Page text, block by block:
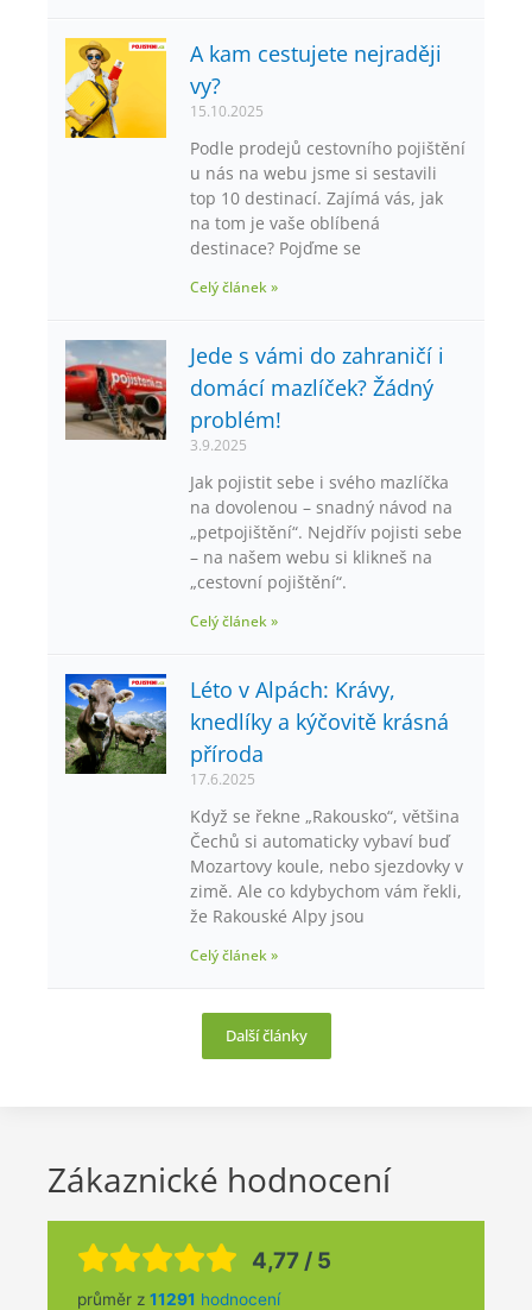
A kam cestujete nejraději
vy?
15.10.2025
Podle prodejů cestovního pojištění
u nás na webu jsme si sestavili
top 10 destinací. Zajímá vás, jak
na tom je vaše oblíbená
destinace? Pojďme se
Celý článek »
Jede s vámi do zahraničí i
domácí mazlíček? Žádný
problém!
3.9.2025
Jak pojistit sebe i svého mazlíčka
na dovolenou – snadný návod na
„petpojištění“. Nejdřív pojisti sebe
– na našem webu si klikneš na
„cestovní pojištění“.
Celý článek »
Léto v Alpách: Krávy,
knedlíky a kýčovitě krásná
příroda
17.6.2025
Když se řekne „Rakousko“, většina
Čechů si automaticky vybaví buď
Mozartovy koule, nebo sjezdovky v
zimě. Ale co kdybychom vám řekli,
že Rakouské Alpy jsou
Celý článek »
Další články
Zákaznické hodnocení
4,77 / 5
průměr z 11291 hodnocení